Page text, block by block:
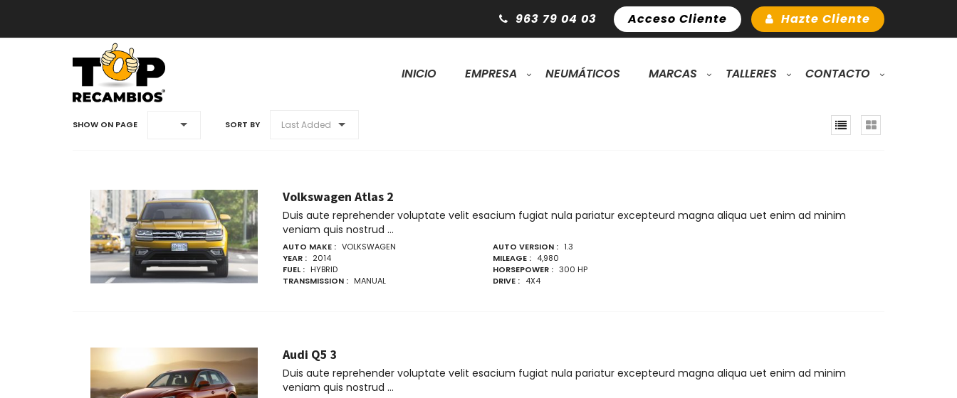
963 79 04 03 Acceso Cliente Hazte Cliente
INICIO EMPRESA NEUMÁTICOS MARCAS TALLERES CONTACTO
SHOW ON PAGE SORT BY Last Added
Volkswagen Atlas 2
Duis aute reprehender voluptate velit esacium fugiat nula pariatur excepteurd magna aliqua uet enim ad minim
veniam quis nostrud ...
AUTO MAKE : VOLKSWAGEN AUTO VERSION : 1.3
YEAR : 2014 MILEAGE : 4,980
FUEL : HYBRID HORSEPOWER : 300 HP
TRANSMISSION : MANUAL DRIVE : 4X4
Audi Q5 3
Duis aute reprehender voluptate velit esacium fugiat nula pariatur excepteurd magna aliqua uet enim ad minim
veniam quis nostrud ...